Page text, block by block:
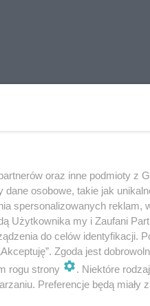
oraz inne podmioty z
osobowe, takie jak
spersonalizowanych
Użytkownika my i Zaufani
do celów identyfikacji.
Zgoda jest
rogu strony
. Niektóre
Preferencje będą miały